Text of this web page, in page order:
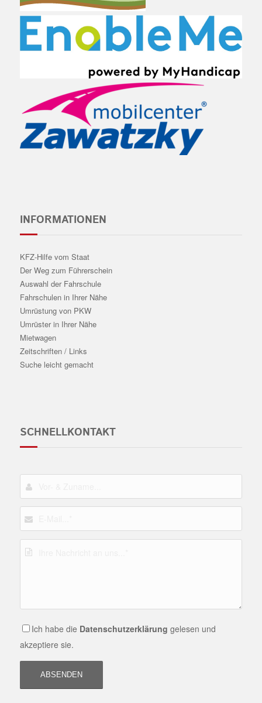
INFORMATIONEN
KFZ-Hilfe vom Staat
Der Weg zum Führerschein
Auswahl der Fahrschule
Fahrschulen in Ihrer Nähe
Umrüstung von PKW
Umrüster in Ihrer Nähe
Mietwagen
Zeitschriften / Links
Suche leicht gemacht
SCHNELLKONTAKT
Ich habe die Datenschutzerklärung gelesen und
akzeptiere sie.